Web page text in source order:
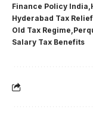
Finance Policy India
Hyderabad Tax Relief
Old Tax Regime
Salary Tax Benefits